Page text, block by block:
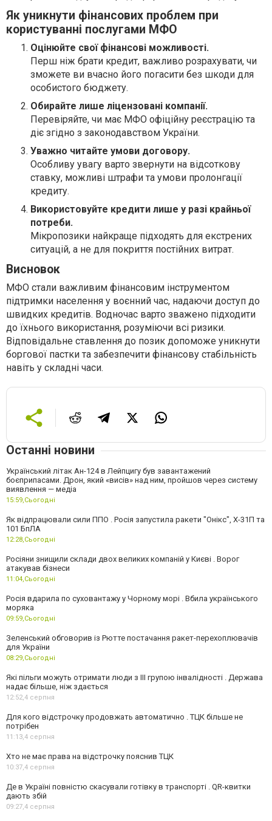
Як уникнути фінансових проблем при
користуванні послугами МФО
Оцінюйте свої фінансові можливості.
Перш ніж брати кредит, важливо розрахувати, чи
зможете ви вчасно його погасити без шкоди для
особистого бюджету.
Обирайте лише ліцензовані компанії.
Перевіряйте, чи має МФО офіційну реєстрацію та
діє згідно з законодавством України.
Уважно читайте умови договору.
Особливу увагу варто звернути на відсоткову
ставку, можливі штрафи та умови пролонгації
кредиту.
Використовуйте кредити лише у разі крайньої
потреби.
Мікропозики найкраще підходять для екстрених
ситуацій, а не для покриття постійних витрат.
Висновок
МФО стали важливим фінансовим інструментом
підтримки населення у воєнний час, надаючи доступ до
швидких кредитів. Водночас варто зважено підходити
до їхнього використання, розуміючи всі ризики.
Відповідальне ставлення до позик допоможе уникнути
боргової пастки та забезпечити фінансову стабільність
навіть у складні часи.
Останні новини
Український літак Ан-124 в Лейпцигу був завантажений
боєприпасами. Дрон, який «висів» над ним, пройшов через систему
виявлення — медіа
15:59,Сьогодні
Як відпрацювали сили ППО . Росія запустила ракети "Онікс", Х-31П та
101 БпЛА
12:28,Сьогодні
Росіяни знищили склади двох великих компаній у Києві . Ворог
атакував бізнеси
11:04,Сьогодні
Росія вдарила по суховантажу у Чорному морі . Вбила українського
моряка
09:59,Сьогодні
Зеленський обговорив із Рютте постачання ракет-перехоплювачів
для України
08:29,Сьогодні
Які пільги можуть отримати люди з III групою інвалідності . Держава
надає більше, ніж здається
12:52,4 серпня
Для кого відстрочку продовжать автоматично . ТЦК більше не
потрібен
11:13,4 серпня
Хто не має права на відстрочку пояснив ТЦК
10:37,4 серпня
Де в Україні повністю скасували готівку в транспорті . QR-квитки
дають збій
09:27,4 серпня